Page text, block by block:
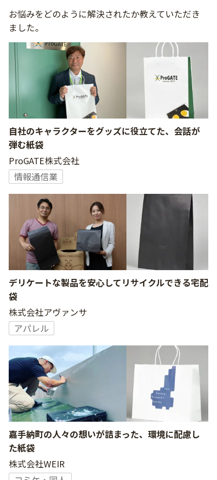
お悩みをどのように解決されたか教えていただき
ました。
自社のキャラクターをグッズに役立てた、会話が
弾む紙袋
ProGATE株式会社
情報通信業
デリケートな製品を安心してリサイクルできる宅配
袋
株式会社アヴァンサ
アパレル
嘉手納町の人々の想いが詰まった、環境に配慮し
た紙袋
株式会社WEIR